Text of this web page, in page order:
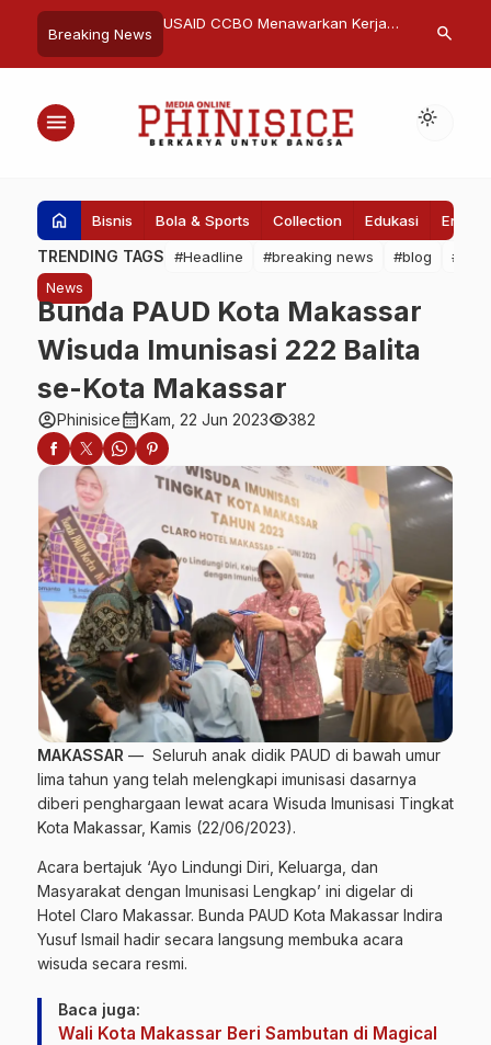
Breaking News
Inflasi Provinsi
USAID CCBO Menawarkan Kerja
Wapres RI
International
search
menu light_mode
home Bisnis Bola & Sports Collection Edukasi
TRENDING TAGS #Headline #breaking news #blog
News
Bunda PAUD Kota Makassar
Wisuda Imunisasi 222 Balita
se-Kota Makassar
account_circlePhinisicecalendar_monthKam, 22 Jun 2023visibility382
MAKASSAR — Seluruh anak didik PAUD di bawah umur
lima tahun yang telah melengkapi imunisasi dasarnya
diberi penghargaan lewat acara Wisuda Imunisasi Tingkat
Kota Makassar, Kamis (22/06/2023).
Acara bertajuk ‘Ayo Lindungi Diri, Keluarga, dan
Masyarakat dengan Imunisasi Lengkap’ ini digelar di
Hotel Claro Makassar. Bunda PAUD Kota Makassar Indira
Yusuf Ismail hadir secara langsung membuka acara
wisuda secara resmi.
Baca juga:
Wali Kota Makassar Beri Sambutan di Magical